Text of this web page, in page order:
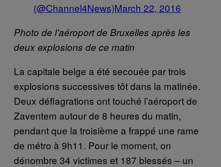
(@Channel4News)March 22, 2016
Photo de l’aéroport de Bruxelles après les
deux explosions de ce matin
La capitale belge a été secouée par trois
explosions successives tôt dans la matinée.
Deux déflagrations ont touché l’aéroport de
Zaventem autour de 8 heures du matin,
pendant que la troisième a frappé une rame
de métro à 9h11. Pour le moment, on
dénombre 34 victimes et 187 blessés – un